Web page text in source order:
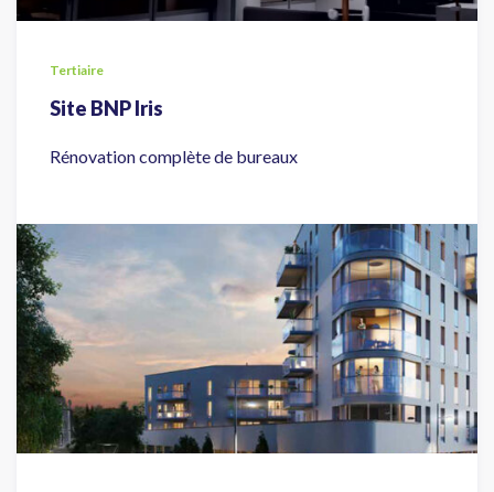
Tertiaire
Site BNP Iris
Rénovation complète de bureaux